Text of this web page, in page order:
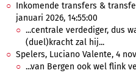
Inkomende transfers &
januari 2026, 14:55:00
...centrale verdediger, dus
(duel)kracht zal hij...
Spelers, Luciano Valente, 4
...van Bergen ook wel flink